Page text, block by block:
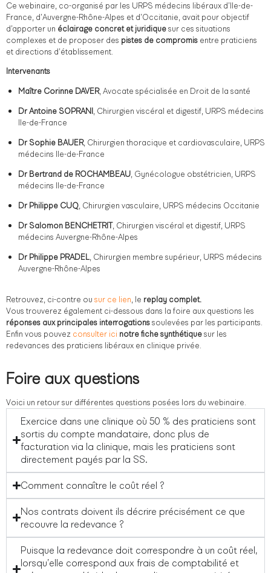
Ce webinaire, co-organisé par les URPS médecins libéraux d’Ile-de-
France, d’Auvergne-Rhône-Alpes et d’Occitanie, avait pour objectif
d’apporter un éclairage concret et juridique sur ces situations
complexes et de proposer des pistes de compromis entre praticiens
et directions d’établissement.
Intervenants
Maître Corinne DAVER, Avocate spécialisée en Droit de la santé
Dr Antoine SOPRANI
, Chirurgien viscéral et digestif, URPS médecins
Ile-de-France
Dr Sophie BAUER, Chirurgien thoracique et cardiovasculaire, URPS
médecins Ile-de-France
Dr Bertrand de ROCHAMBEAU , Gynécologue obstétricien, URPS
médecins Ile-de-France
Dr Philippe CUQ , Chirurgien vasculaire, URPS médecins Occitanie
Dr Salomon BENCHETRIT, Chirurgien viscéral et digestif, URPS
médecins Auvergne-Rhône-Alpes
Dr Philippe PRADEL , Chirurgien membre supérieur, URPS médecins
Auvergne-Rhône-Alpes
Retrouvez, ci-contre ou sur ce lien , le replay complet.
Vous trouverez également ci-dessous dans la foire aux questions les
réponses aux principales interrogations soulevées par les participants.
Enfin vous pouvez consulter ici notre fiche synthétique sur les
redevances des praticiens libéraux en clinique privée.
Foire aux questions
Voici un retour sur différentes questions posées lors du webinaire.
Exercice dans une clinique où 50 % des praticiens sont
sortis du compte mandataire, donc plus de
facturation via la clinique, mais les praticiens sont
directement payés par la SS.
Comment connaître le coût réel ?
Nos contrats doivent ils décrire précisément ce que
recouvre la redevance ?
Puisque la redevance doit correspondre à un coût réel,
lorsqu’elle correspond aux frais de comptabilité et